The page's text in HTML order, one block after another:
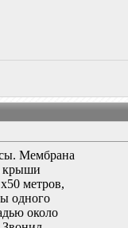
Мембрана
крыши
метров,
одного
около